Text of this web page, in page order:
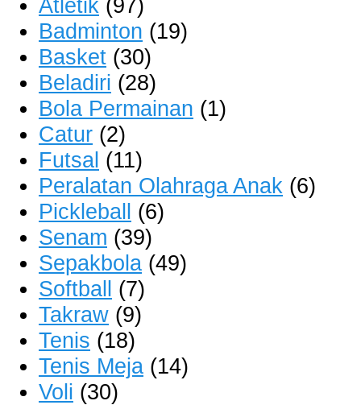
Atletik (97)
Badminton (19)
Basket (30)
Beladiri (28)
Bola Permainan (1)
Catur (2)
Futsal (11)
Peralatan Olahraga Anak (6)
Pickleball (6)
Senam (39)
Sepakbola (49)
Softball (7)
Takraw (9)
Tenis (18)
Tenis Meja (14)
Voli (30)